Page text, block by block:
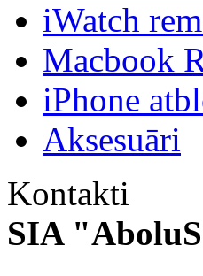
iWatch
Macbook
iPhone
Aksesuāri
Kontakti
SIA